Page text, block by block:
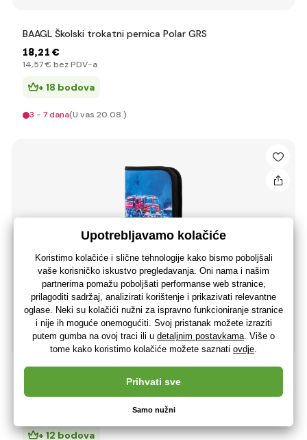
BAAGL Školski trokatni pernica Polar GRS
18,21 €
14,57 € bez PDV-a
+ 18 bodova
3 - 7 dana(U vas 20.08.)
BAAGL Školski pernica jednospratni Spasioci
12,86 €
+ 12 bodova